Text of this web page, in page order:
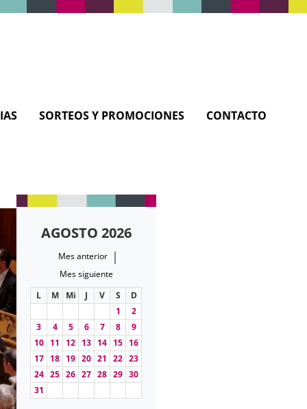
SORTEOS Y PROMOCIONES CONTACTO
AGOSTO 2026
Mes anterior |
Mes siguiente
L
M Mi J V S
D
1
2
3
4 5 6 7 8
9
10 11 12 13 14 15 16
17 18 19 20 21 22 23
24 25 26 27 28 29 30
31